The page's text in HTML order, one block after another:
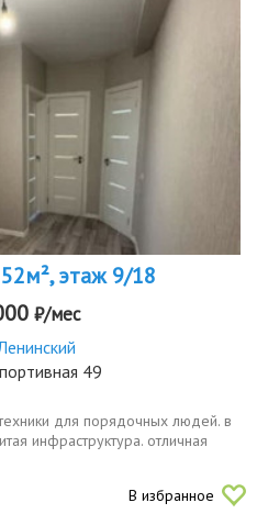
этаж 9/18
₽/мес
49
для порядочных людей. в
инфраструктура. отличная
В избранное